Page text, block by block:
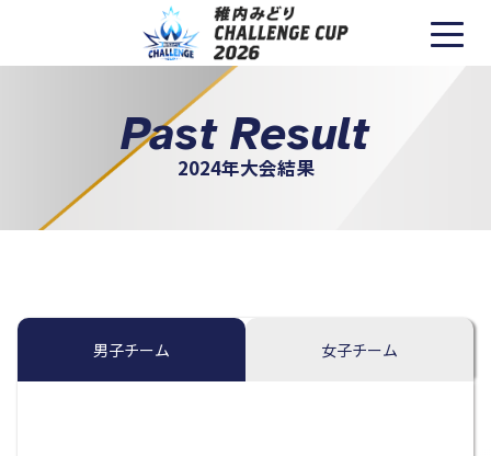
Past Result
2024年大会結果
男子チーム 女子チーム